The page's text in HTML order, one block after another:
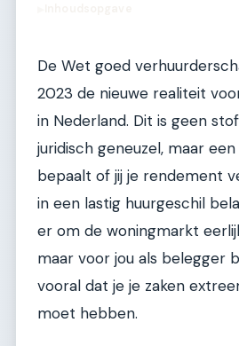
De Wet goed
2023 de nieuwe realiteit
in Nederland. Dit is geen
juridisch geneuzel, maar
bepaalt of jij je rendement
in een lastig huurgeschil
er om de woningmarkt
maar voor jou als belegger
vooral dat je je zaken
moet hebben.